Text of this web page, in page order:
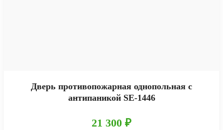
Дверь противопожарная однопольная с
антипаникой SE-1446
21 300 ₽